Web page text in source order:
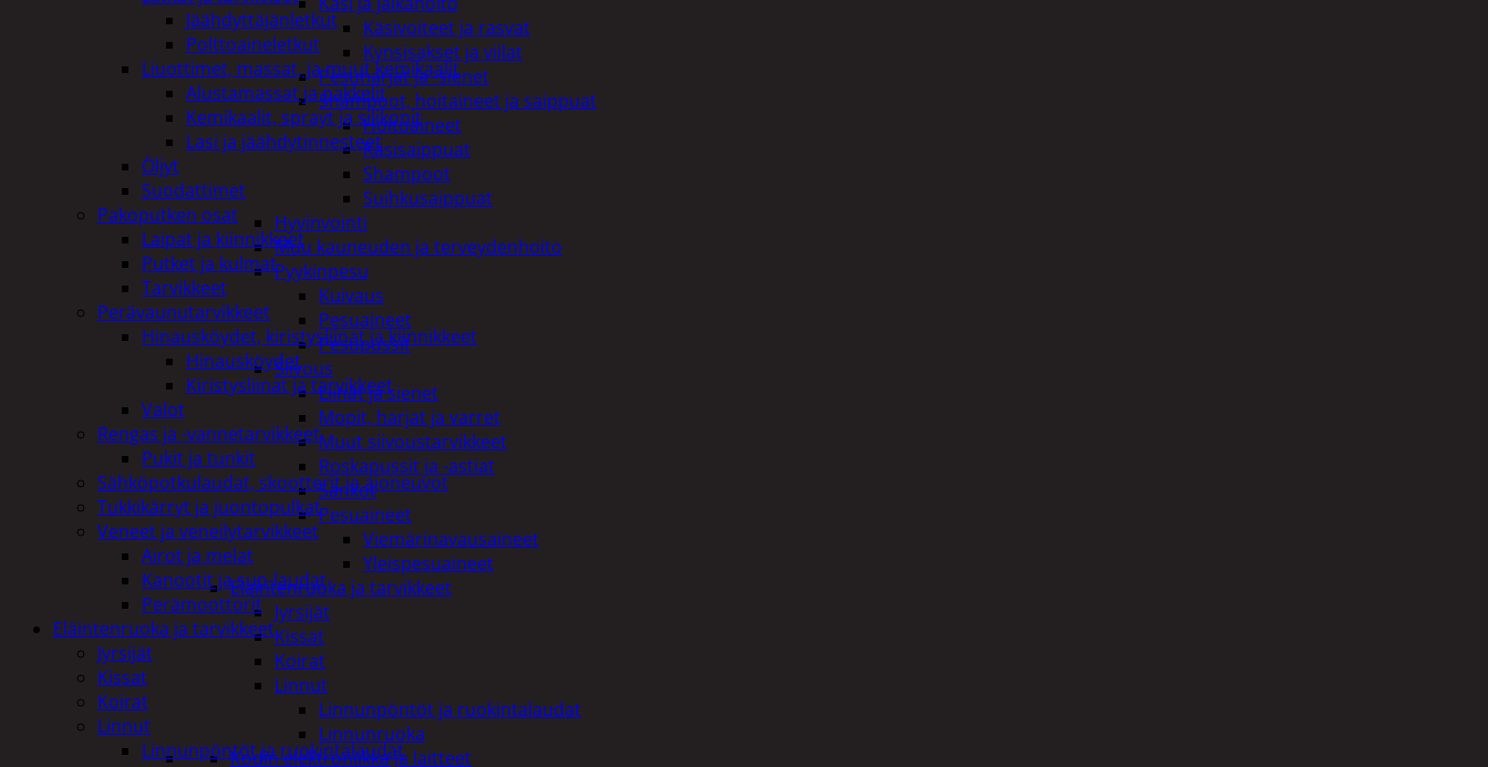
Käsivoiteet ja rasvat
Kynsisakset ja viilat
Pesuharjat ja -sienet
Shampoot, hoitaineet ja saippuat
Hoitoaineet
Käsisaippuat
Shampoot
Suihkusaippuat
Hyvinvointi
Muu kauneuden ja terveydenhoito
Pyykinpesu
Kuivaus
Pesuaineet
Pesupussit
Siivous
Liinat ja sienet
Mopit, harjat ja varret
Muut siivoustarvikkeet
Roskapussit ja -astiat
Sankot
Pesuaineet
Viemärinavausaineet
Yleispesuaineet
Eläintenruoka ja tarvikkeet
Jyrsijät
Kissat
Koirat
Linnut
Linnunpöntöt ja ruokintalaudat
Linnunruoka
Kodin elektroniikka ja laitteet
Jäähdyttäjänletkut
Polttoaineletkut
Liuottimet, massat, ja muut kemikaalit
Alustamassat ja pakkelit
Kemikaalit, sprayt ja silikonit
Lasi ja jäähdytinnesteet
Öljyt
Suodattimet
Pakoputken osat
Laipat ja kiinnikkeet
Putket ja kulmat
Tarvikkeet
Perävaunutarvikkeet
Hinausköydet, kiristysliinat ja kiinnikkeet
Hinausköydet
Kiristysliinat ja tarvikkeet
Valot
Rengas ja -vannetarvikkeet
Pukit ja tunkit
Sähköpotkulaudat, skootterit ja ajoneuvot
Tukkikärryt ja juontopulkat
Veneet ja veneilytarvikkeet
Airot ja melat
Kanootit ja sup-laudat
Perämoottorit
Eläintenruoka ja tarvikkeet
Jyrsijät
Kissat
Koirat
Linnut
Linnunpöntöt ja ruokintalaudat